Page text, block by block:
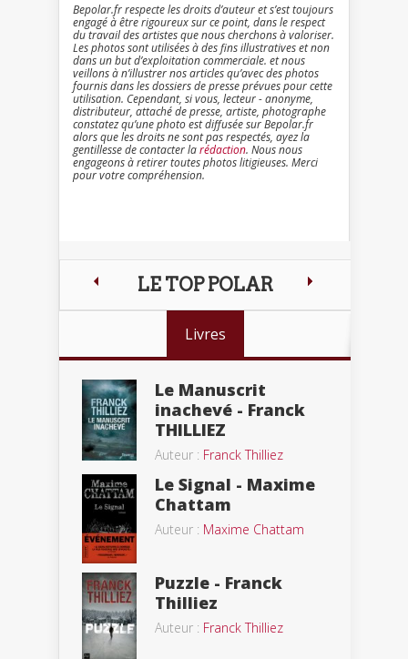
Bepolar.fr respecte les droits d’auteur et s’est toujours
engagé à être rigoureux sur ce point, dans le respect
du travail des artistes que nous cherchons à valoriser.
Les photos sont utilisées à des fins illustratives et non
dans un but d’exploitation commerciale. et nous
veillons à n’illustrer nos articles qu’avec des photos
fournis dans les dossiers de presse prévues pour cette
utilisation. Cependant, si vous, lecteur - anonyme,
distributeur, attaché de presse, artiste, photographe
constatez qu’une photo est diffusée sur Bepolar.fr
alors que les droits ne sont pas respectés, ayez la
gentillesse de contacter larédaction. Nous nous
engageons à retirer toutes photos litigieuses. Merci
pour votre compréhension.
LE TOP POLAR
Livres
Le Manuscrit
inachevé - Franck
THILLIEZ
Auteur : Franck Thilliez
Le Signal - Maxime
Chattam
Auteur : Maxime Chattam
Puzzle - Franck
Thilliez
Auteur : Franck Thilliez